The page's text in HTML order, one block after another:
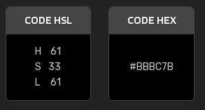
CODE HSL
H
61
S
33
L
61
CODE HEX
#BBBC7B